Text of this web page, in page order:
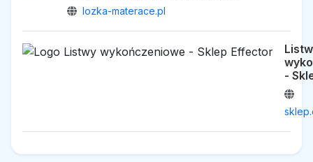
lozka-materace.pl
-